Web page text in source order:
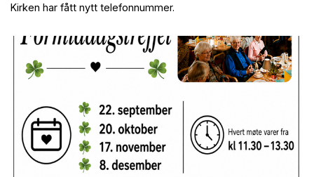
Kirken har fått nytt telefonnummer.